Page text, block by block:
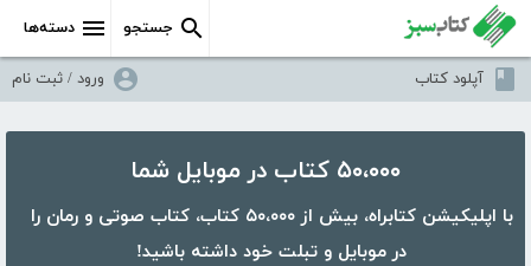
دسته‌ها جستجو
آپلود کتاب ورود / ثبت نام
۵۰،۰۰۰ کتاب در موبایل شما
با اپلیکیشن کتابراه، بیش از ۵۰،۰۰۰ کتاب، کتاب صوتی و رمان را
در موبایل و تبلت خود داشته باشید!